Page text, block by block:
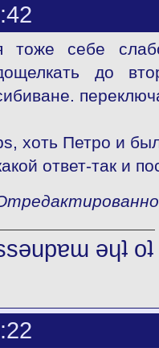
тоже себе
до
хоть Петро и
ответ-так и
ǝɥʇ